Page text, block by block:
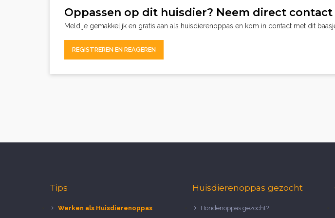
Oppassen op dit huisdier? Neem direct
Meld je gemakkelijk en gratis aan als huisdierenoppas en kom in contact met dit
REGISTREREN EN REAGEREN
Tips
Werken als Huisdierenoppas
Huisdierenoppas gezocht
Hondenoppas gezocht?